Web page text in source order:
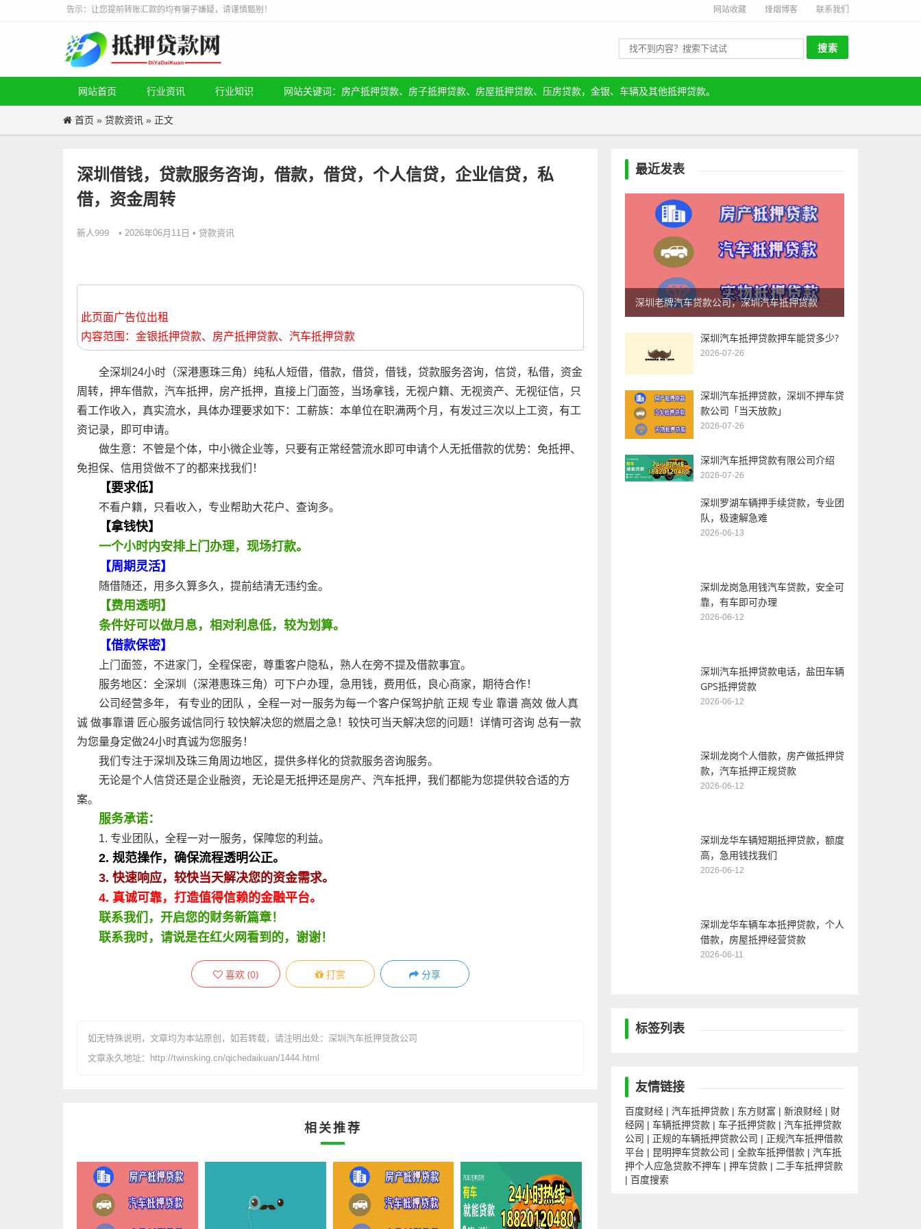
告示：让您提前转账汇款的均有骗子嫌疑，请谨慎甄别！ 网站收藏 烽烟博客 联系我们
网站首页 行业资讯 行业知识 网站关键词：房产抵押贷款、房子抵押贷款、房屋抵押贷款、压房贷款，金银、车辆及其他抵押贷款。
首页 » 贷款资讯 » 正文
深圳借钱，贷款服务咨询，借款，借贷，个人信贷，企业信贷，私
借，资金周转
新人999 • 2026年06月11日 • 贷款资讯
此页面广告位出租
内容范围：金银抵押贷款、房产抵押贷款、汽车抵押贷款
全深圳24小时（深港惠珠三角）纯私人短借，借款，借贷，借钱，贷款服务咨询，信贷，私借，资金
周转，押车借款，汽车抵押，房产抵押，直接上门面签，当场拿钱，无视户籍、无视资产、无视征信，只
看工作收入，真实流水，具体办理要求如下：工薪族：本单位在职满两个月，有发过三次以上工资，有工
资记录，即可申请。
做生意：不管是个体，中小微企业等，只要有正常经营流水即可申请个人无抵借款的优势：免抵押、
免担保、信用贷做不了的都来找我们！
【要求低】
不看户籍，只看收入，专业帮助大花户、查询多。
【拿钱快】
一个小时内安排上门办理，现场打款。
【周期灵活】
随借随还，用多久算多久，提前结清无违约金。
【费用透明】
条件好可以做月息，相对利息低，较为划算。
【借款保密】
上门面签，不进家门，全程保密，尊重客户隐私，熟人在旁不提及借款事宜。
服务地区：全深圳（深港惠珠三角）可下户办理，急用钱，费用低，良心商家，期待合作！
公司经营多年， 有专业的团队 ，全程一对一服务为每一个客户保驾护航 正规 专业 靠谱 高效 做人真
诚 做事靠谱 匠心服务诚信同行 较快解决您的燃眉之急！较快可当天解决您的问题！详情可咨询 总有一款
为您量身定做24小时真诚为您服务！
我们专注于深圳及珠三角周边地区，提供多样化的贷款服务咨询服务。
无论是个人信贷还是企业融资，无论是无抵押还是房产、汽车抵押，我们都能为您提供较合适的方
案。
服务承诺：
1. 专业团队，全程一对一服务，保障您的利益。
2. 规范操作，确保流程透明公正。
3. 快速响应，较快当天解决您的资金需求。
4. 真诚可靠，打造值得信赖的金融平台。
联系我们，开启您的财务新篇章！
联系我时，请说是在红火网看到的，谢谢！
喜欢 (0) 打赏 分享
如无特殊说明，文章均为本站原创 ，如若转载，请注明出处： 深圳汽车抵押贷款公司
文章永久地址：http://twinsking.cn/qichedaikuan/1444.html
相关推荐
最近发表
深圳老牌汽车贷款公司，深圳汽车抵押贷款公司-深圳车辆抵押贷款哪家好？
深圳汽车抵押贷款押车能贷多少?
2026-07-26
深圳汽车抵押贷款，深圳不押车贷
款公司「当天放款」
2026-07-26
深圳汽车抵押贷款有限公司介绍
2026-07-26
深圳罗湖车辆押手续贷款，专业团
队，极速解急难
2026-06-13
深圳龙岗急用钱汽车贷款，安全可
靠，有车即可办理
2026-06-12
深圳汽车抵押贷款电话，盐田车辆
GPS抵押贷款
2026-06-12
深圳龙岗个人借款，房产做抵押贷
款，汽车抵押正规贷款
2026-06-12
深圳龙华车辆短期抵押贷款，额度
高，急用钱找我们
2026-06-12
深圳龙华车辆车本抵押贷款，个人
借款，房屋抵押经营贷款
2026-06-11
标签列表
友情链接
百度财经 | 汽车抵押贷款 | 东方财富 | 新浪财经 | 财
经网 | 车辆抵押贷款 | 车子抵押贷款 | 汽车抵押贷款
公司 | 正规的车辆抵押贷款公司 | 正规汽车抵押借款
平台 | 昆明押车贷款公司 | 全款车抵押借款 | 汽车抵
押个人应急贷款不押车 | 押车贷款 | 二手车抵押贷款
| 百度搜索